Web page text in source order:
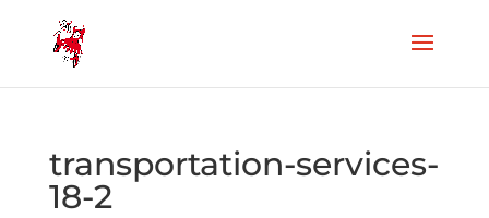
transportation-services-
18-2